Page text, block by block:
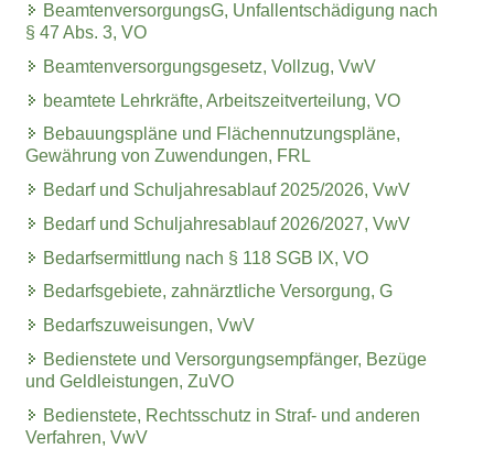
BeamtenversorgungsG, Unfallentschädigung nach
§ 47 Abs. 3, VO
Beamtenversorgungsgesetz, Vollzug, VwV
beamtete Lehrkräfte, Arbeitszeitverteilung, VO
Bebauungspläne und Flächennutzungspläne,
Gewährung von Zuwendungen, FRL
Bedarf und Schuljahresablauf 2025/2026, VwV
Bedarf und Schuljahresablauf 2026/2027, VwV
Bedarfsermittlung nach § 118 SGB IX, VO
Bedarfsgebiete, zahnärztliche Versorgung, G
Bedarfszuweisungen, VwV
Bedienstete und Versorgungsempfänger, Bezüge
und Geldleistungen, ZuVO
Bedienstete, Rechtsschutz in Straf- und anderen
Verfahren, VwV